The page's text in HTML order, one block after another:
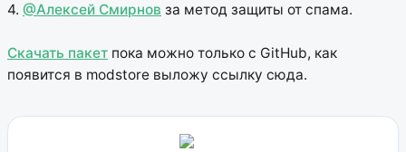
4. @Алексей Смирнов за метод защиты от спама.
Скачать пакет пока можно только с GitHub, как
появится в modstore выложу ссылку сюда.